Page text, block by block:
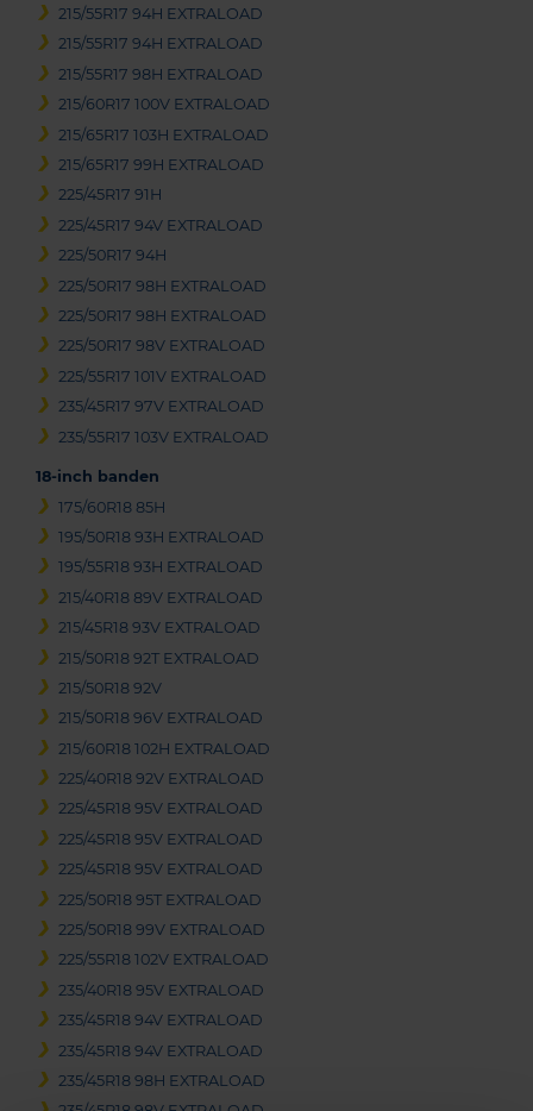
215/55R17 94H EXTRALOAD
215/55R17 94H EXTRALOAD
215/55R17 98H EXTRALOAD
215/60R17 100V EXTRALOAD
215/65R17 103H EXTRALOAD
215/65R17 99H EXTRALOAD
225/45R17 91H
225/45R17 94V EXTRALOAD
225/50R17 94H
225/50R17 98H EXTRALOAD
225/50R17 98H EXTRALOAD
225/50R17 98V EXTRALOAD
225/55R17 101V EXTRALOAD
235/45R17 97V EXTRALOAD
235/55R17 103V EXTRALOAD
18-inch banden
175/60R18 85H
195/50R18 93H EXTRALOAD
195/55R18 93H EXTRALOAD
215/40R18 89V EXTRALOAD
215/45R18 93V EXTRALOAD
215/50R18 92T EXTRALOAD
215/50R18 92V
215/50R18 96V EXTRALOAD
215/60R18 102H EXTRALOAD
225/40R18 92V EXTRALOAD
225/45R18 95V EXTRALOAD
225/45R18 95V EXTRALOAD
225/45R18 95V EXTRALOAD
225/50R18 95T EXTRALOAD
225/50R18 99V EXTRALOAD
225/55R18 102V EXTRALOAD
235/40R18 95V EXTRALOAD
235/45R18 94V EXTRALOAD
235/45R18 94V EXTRALOAD
235/45R18 98H EXTRALOAD